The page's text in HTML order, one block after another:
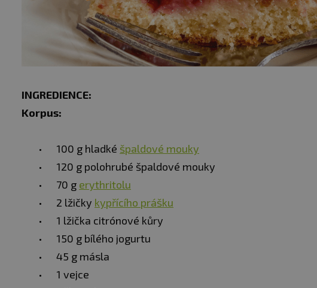
INGREDIENCE:
Korpus:
100 g hladké špaldové mouky
120 g polohrubé špaldové mouky
70 g erythritolu
2 lžičky kypřícího prášku
1 lžička citrónové kůry
150 g bílého jogurtu
45 g másla
1 vejce